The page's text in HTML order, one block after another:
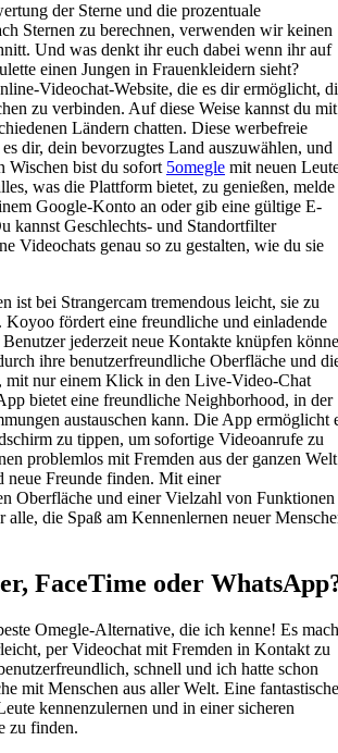
der Sterne und die prozentuale
Sternen zu berechnen, verwenden wir keinen
Und was denkt ihr euch dabei wenn ihr auf
einen Jungen in Frauenkleidern sieht?
Videochat-Website, die es dir ermöglicht,
zu verbinden. Auf diese Weise kannst du mit
Ländern chatten. Diese werbefreie
dir, dein bevorzugtes Land auszuwählen, und
Wischen bist du sofort 5omegle mit neuen
was die Plattform bietet, zu genießen, melde
Google-Konto an oder gib eine gültige E-
kannst Geschlechts- und Standortfilter
Videochats genau so zu gestalten, wie du sie
ist bei Strangercam tremendous leicht, sie zu
Koyoo fördert eine freundliche und einladende
jederzeit neue Kontakte knüpfen
ihre benutzerfreundliche Oberfläche und
mit nur einem Klick in den Live-Video-Chat
bietet eine freundliche Neighborhood, in der
austauschen kann. Die App ermöglicht
zu tippen, um sofortige Videoanrufe zu
problemlos mit Fremden aus der ganzen Welt
neue Freunde finden. Mit einer
Oberfläche und einer Vielzahl von Funktionen
alle, die Spaß am Kennenlernen neuer
FaceTime oder
Omegle-Alternative, die ich kenne! Es
per Videochat mit Fremden in Kontakt zu
schnell und ich hatte schon
mit Menschen aus aller Welt. Eine fantastische
kennenzulernen und in einer sicheren
zu finden.